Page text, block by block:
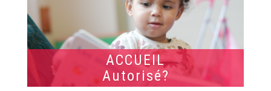
ACCUEIL
Autorisé?